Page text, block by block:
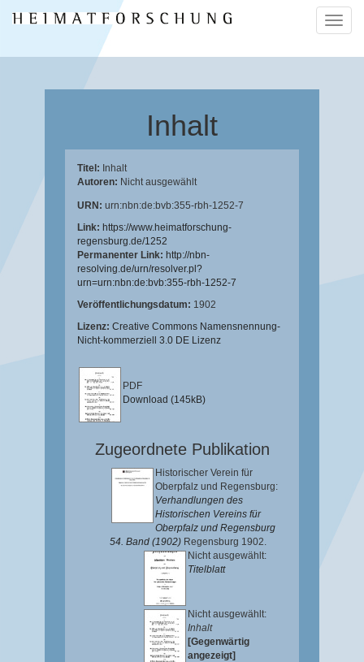
ein-/
Inhalt
Titel: Inhalt
Autoren: Nicht ausgewählt
URN: urn:nbn:de:bvb:355-rbh-1252-7
Link: https://www.heimatforschung-
regensburg.de/1252
Permanenter Link: http://nbn-
resolving.de/urn/resolver.pl?
urn=urn:nbn:de:bvb:355-rbh-1252-7
Veröffentlichungsdatum: 1902
Lizenz: Creative Commons Namensnennung-
Nicht-kommerziell 3.0 DE Lizenz
PDF
Download (145kB)
Zugeordnete Publikation
Historischer Verein für
Oberpfalz und Regensburg:
Verhandlungen des
Historischen Vereins für
Oberpfalz und Regensburg
54. Band (1902) Regensburg 1902.
Nicht ausgewählt:
Titelblatt
Nicht ausgewählt:
Inhalt
[Gegenwärtig
angezeigt]